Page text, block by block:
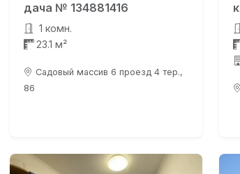
дача № 134881416
1 комн.
23.1 м²
Садовый массив 6 проезд 4 тер.,
86